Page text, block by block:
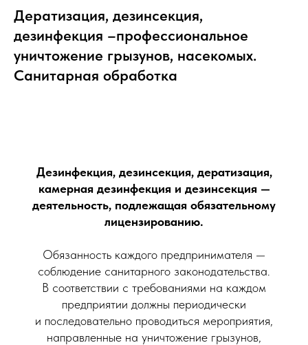
Дератизация, дезинсекция,
дезинфекция –профессиональное
уничтожение грызунов, насекомых.
Санитарная обработка
Дезинфекция, дезинсекция, дератизация,
камерная дезинфекция и дезинсекция —
деятельность, подлежащая обязательному
лицензированию.
Обязанность каждого предпринимателя —
соблюдение санитарного законодательства.
В соответствии с требованиями на каждом
предприятии должны периодически
и последовательно проводиться мероприятия,
направленные на уничтожение грызунов,